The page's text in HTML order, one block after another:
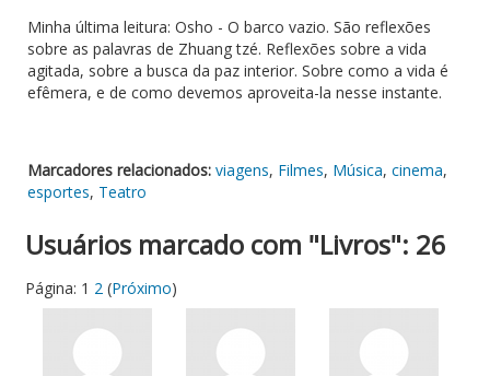
Minha última leitura: Osho - O barco vazio. São reflexões
sobre as palavras de Zhuang tzé. Reflexões sobre a vida
agitada, sobre a busca da paz interior. Sobre como a vida é
efêmera, e de como devemos aproveita-la nesse instante.
Marcadores relacionados: viagens, Filmes, Música, cinema,
esportes, Teatro
Usuários marcado com "Livros": 26
Página: 1 2 (Próximo)